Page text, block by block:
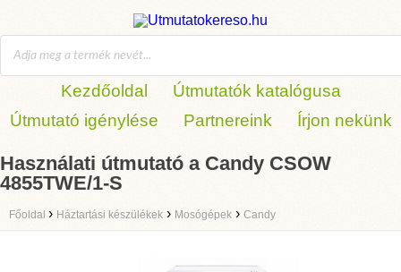
Kezdőoldal
Útmutatók katalógusa
Útmutató igénylése
Partnereink Írjon nekünk
Használati útmutató a Candy CSOW
4855TWE/1-S
Főoldal › Háztartási készülékek › Mosógépek › Candy